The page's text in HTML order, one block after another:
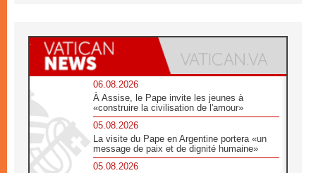
06.08.2026
À Assise, le Pape invite les jeunes à
«construire la civilisation de l'amour»
05.08.2026
La visite du Pape en Argentine portera «un
message de paix et de dignité humaine»
05.08.2026